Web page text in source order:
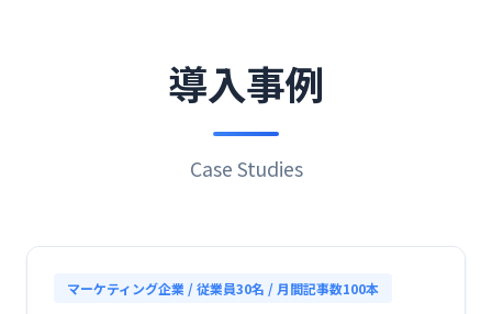
導入事例
Case Studies
マーケティング企業 / 従業員30名 / 月間記事数100本